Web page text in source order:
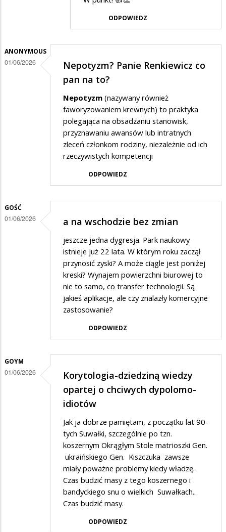
odpowiedzi
na
wschodzie
ODPOWIEDZ
ANONYMOUS
01/06/2026
Nepotyzm? Panie Renkiewicz co
pan na to?
Nepotyzm (nazywany również
faworyzowaniem krewnych) to praktyka
polegająca na obsadzaniu stanowisk,
przyznawaniu awansów lub intratnych
zleceń członkom rodziny, niezależnie od ich
rzeczywistych kompetencji
ODPOWIEDZ
GOŚĆ
01/06/2026 a na wschodzie bez zmian
jeszcze jedna dygresja. Park naukowy
istnieje już 22 lata. W którym roku zaczął
przynosić zyski? A może ciągle jest poniżej
kreski? Wynajem powierzchni biurowej to
nie to samo, co transfer technologii. Są
jakieś aplikacje, ale czy znalazły komercyjne
zastosowanie?
ODPOWIEDZ
GOYM
01/06/2026
Korytologia-dziedziną wiedzy
opartej o chciwych dypolomo-
idiotów
Jak ja dobrze pamiętam, z początku lat 90-
tych Suwałki, szczególnie po tzn.
koszernym Okrągłym Stole matrioszki Gen.
ukraińskiego Gen. Kiszczuka zawsze
miały poważne problemy kiedy władzę.
Czas budzić masy z tego koszernego i
bandyckiego snu o wielkich Suwałkach..
Czas budzić masy.
ODPOWIEDZ